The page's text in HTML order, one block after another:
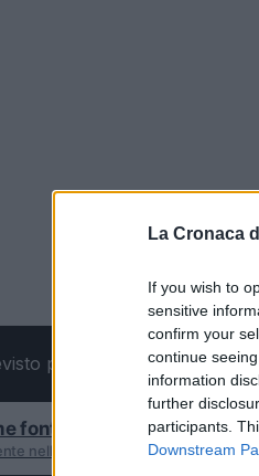
La Cronaca
If you wish to
sensitive
confirm your
continue
information
further
participants.
Downstream
fonte preferita su Google
nelle notizie consigliate